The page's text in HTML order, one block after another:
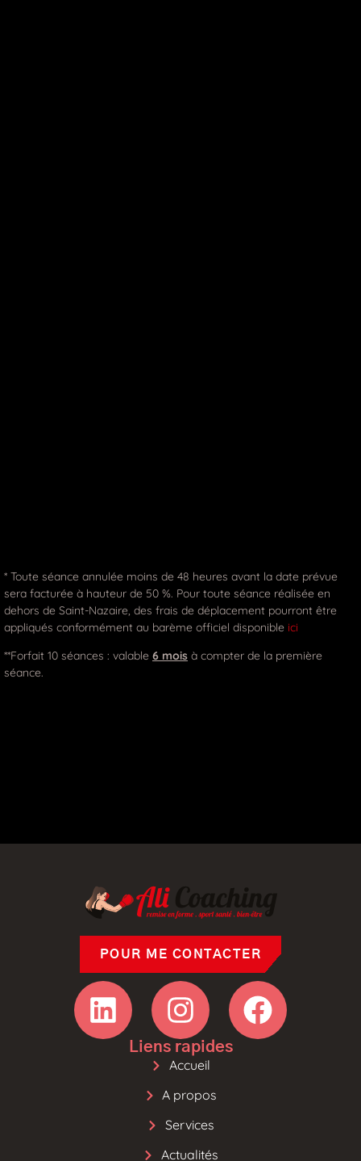
* Toute séance annulée moins de 48 heures avant la date prévue
sera facturée à hauteur de 50 %. Pour toute séance réalisée en
dehors de Saint-Nazaire, des frais de déplacement pourront être
appliqués conformément au barème officiel disponible ici
**Forfait 10 séances : valable 6 mois à compter de la première
séance.
POUR ME CONTACTER
Liens rapides
Accueil
A propos
Services
Actualités